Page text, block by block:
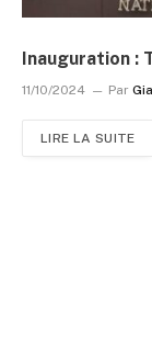
Inauguration :
11/10/2024 Par
LIRE LA SUITE